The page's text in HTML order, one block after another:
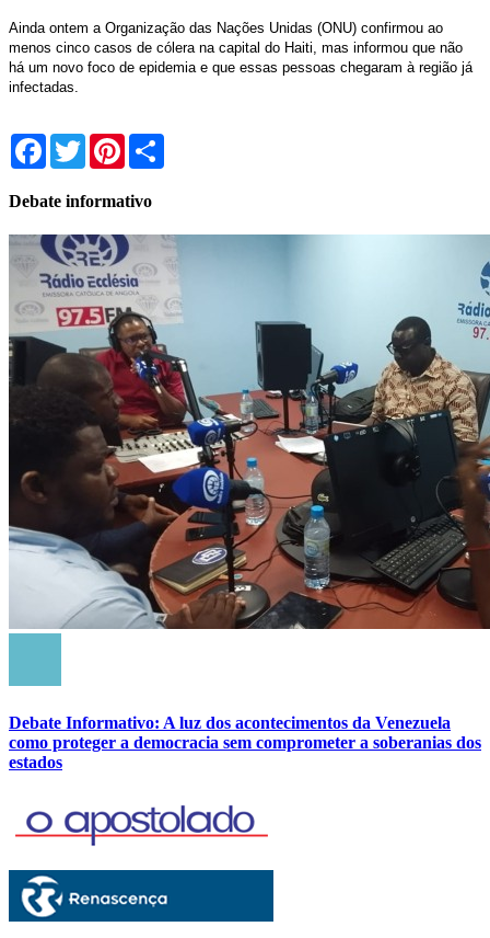
Ainda ontem a Organização das Nações Unidas (ONU) confirmou ao
menos cinco casos de cólera na capital do Haiti, mas informou que não
há um novo foco de epidemia e que essas pessoas chegaram à região já
infectadas.
Facebook
TwitterPinterest
Debate informativo
Debate Informativo: A luz dos acontecimentos da Venezuela
como proteger a democracia sem comprometer a soberanias dos
estados